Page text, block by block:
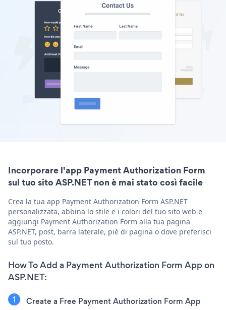
Incorporare l'app Payment Authorization Form
sul tuo sito ASP.NET non è mai stato così facile
Crea la tua app Payment Authorization Form ASP.NET
personalizzata, abbina lo stile e i colori del tuo sito web e
aggiungi Payment Authorization Form alla tua pagina
ASP.NET, post, barra laterale, piè di pagina o dove preferisci
sul tuo posto.
How To Add a Payment Authorization Form App on
ASP.NET:
Create a Free Payment Authorization Form App